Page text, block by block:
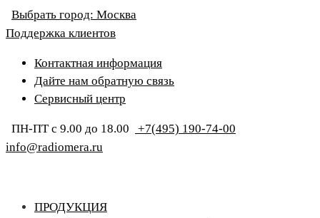
Выбрать город: Москва
Поддержка клиентов
Контактная информация
Дайте нам обратную связь
Сервисный центр
ПН-ПТ с 9.00 до 18.00
+7(495) 190-74-00
info@radiomera.ru
ПРОДУКЦИЯ